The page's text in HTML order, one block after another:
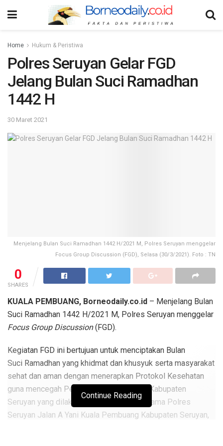
Home Hukum & Peristiwa
Polres Seruyan Gelar FGD
Jelang Bulan Suci Ramadhan
1442 H
30 Maret 2021
Menjelang Bulan Suci Ramadhan 1442 H/2021 M, Polres Seruyan menggelar
Focus Group Discussion (FGD), Selasa (30/3/2021). Foto : TN
0
SHARES
KUALA PEMBUANG, Borneodaily.co.id – Menjelang Bulan
Suci Ramadhan 1442 H/2021 M, Polres Seruyan menggelar
Focus Group Discussion(FGD).
Kegiatan FGD ini bertujuan untuk menciptakan Bulan
Suci Ramadhan yang khidmat dan khusyuk serta masyarakat
sehat dan aman dengan menerapkan Protokol Kesehatan
guna mencegah Penyebaran Covid-19 di Kabupaten
Seruyan yang dilaksanakan di Aula Patriatama Polres
Seruyan Jalan A Yani Kuala Pembuang Kabupaten Seruyan,
Continue Reading